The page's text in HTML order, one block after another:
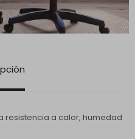
resistencia a calor, humedad